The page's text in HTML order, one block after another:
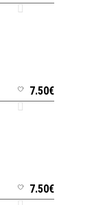
7.50€
7.50€